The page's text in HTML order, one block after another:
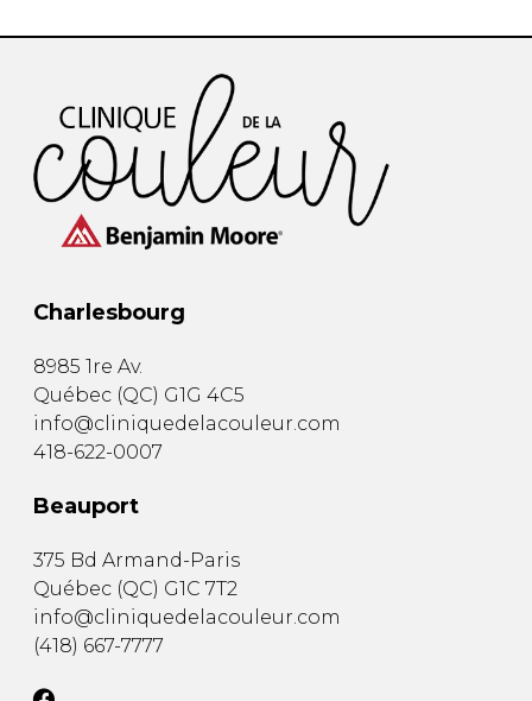
Charlesbourg
8985 1re Av.
Québec (QC) G1G 4C5
info@cliniquedelacouleur.com
418-622-0007
Beauport
375 Bd Armand-Paris
Québec (QC) G1C 7T2
info@cliniquedelacouleur.com
(418) 667-7777